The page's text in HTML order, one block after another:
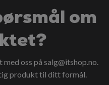
om
oss på salg@itshop.no.
produkt til ditt formål.